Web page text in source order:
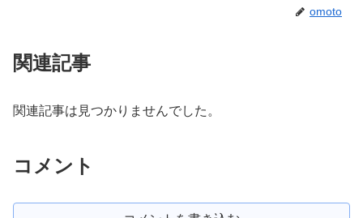
omoto
関連記事
関連記事は見つかりませんでした。
コメント